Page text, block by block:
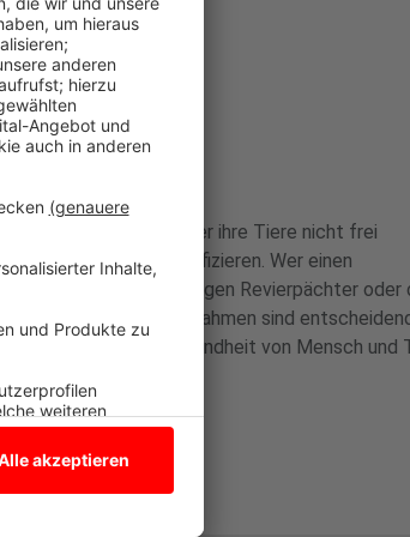
sollten Hundehalter ihre Tiere nicht frei
sind, sich zu infizieren. Wer einen
den zuständigen Revierpächter oder
Diese Maßnahmen sind
und die Gesundheit von Mensch und